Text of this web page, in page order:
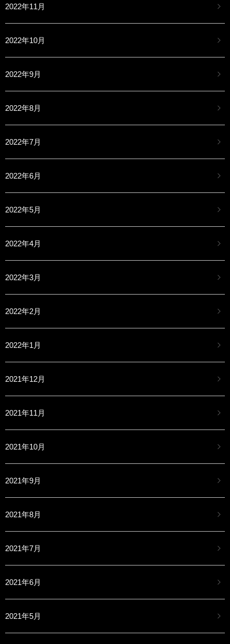
2022年11月
2022年10月
2022年9月
2022年8月
2022年7月
2022年6月
2022年5月
2022年4月
2022年3月
2022年2月
2022年1月
2021年12月
2021年11月
2021年10月
2021年9月
2021年8月
2021年7月
2021年6月
2021年5月